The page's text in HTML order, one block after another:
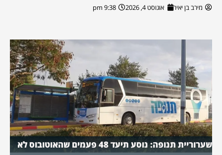
מירב בן יאיר אוגוסט 4, 2026 9:38 pm
שערוריית תנופה: נוסע תיעד 48 פעמים שהאוטובוס לא